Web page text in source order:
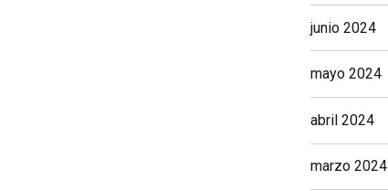
junio 2024
mayo 2024
abril 2024
marzo 2024